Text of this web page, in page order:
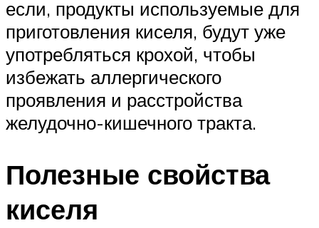
если, продукты используемые для
приготовления киселя, будут уже
употребляться крохой, чтобы
избежать аллергического
проявления и расстройства
желудочно-кишечного тракта.
Полезные свойства
киселя